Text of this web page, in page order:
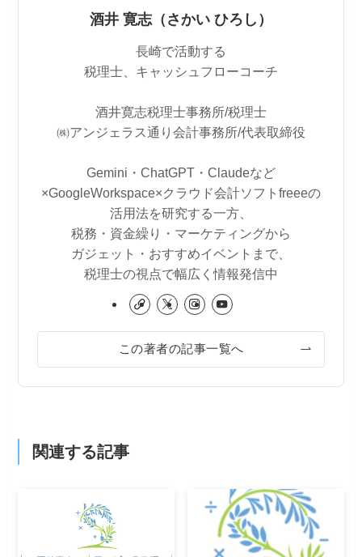
酒井 寛志（さかい ひろし）
長崎で活動する
税理士、キャッシュフローコーチ
酒井寛志税理士事務所/税理士
㈱アンジェラス通り会計事務所/代表取締役
Gemini・ChatGPT・Claudeなど
×GoogleWorkspace×クラウド会計ソフトfreeeの
活用法を研究する一方、
税務・資金繰り・マーケティングから
ガジェット・おすすめイベントまで、
税理士の視点で幅広く情報発信中
この著者の記事一覧へ
関連する記事